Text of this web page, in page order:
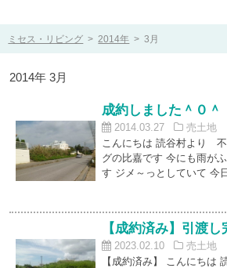
ミセス・リビング > 2014年 > 3月
2014年 3月
成約しました＾０＾
2014.03.27
売土地
こんにちは 読谷村より
グの比嘉です 今にも雨が
す ジメ～っとしていて 今
【成約済み】引渡
2023.02.10
売土地
【成約済み】 こんにちは